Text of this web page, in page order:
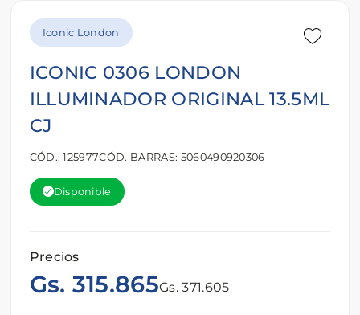
Iconic London
ICONIC 0306 LONDON
ILLUMINADOR ORIGINAL 13.5ML
CJ
CÓD.: 125977CÓD. BARRAS: 5060490920306
Disponible
Precios
Gs. 315.865Gs. 371.605